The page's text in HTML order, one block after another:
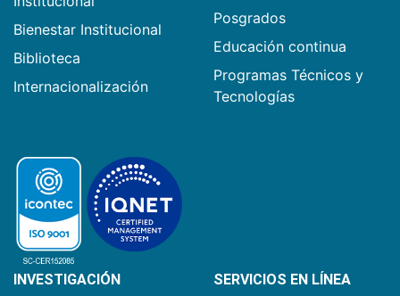
Bienestar Institucional
Biblioteca
Internacionalización
Posgrados
Educación continua
Programas Técnicos y
Tecnologías
INVESTIGACIÓN SERVICIOS EN LÍNEA